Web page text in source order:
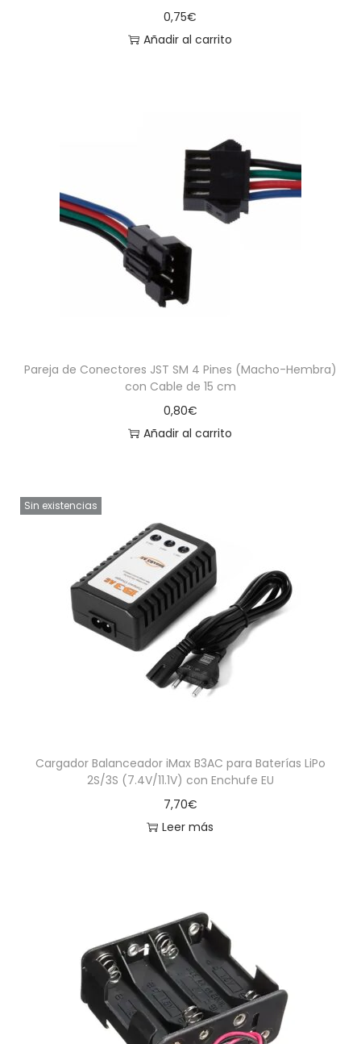
0,75€
Añadir al carrito
Pareja de Conectores JST SM 4 Pines (Macho-Hembra)
con Cable de 15 cm
0,80€
Añadir al carrito
Sin existencias
Cargador Balanceador iMax B3AC para Baterías LiPo
2S/3S (7.4V/11.1V) con Enchufe EU
7,70€
Leer más